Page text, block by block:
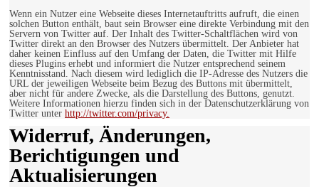
Wenn ein Nutzer eine Webseite dieses Internetauftritts aufruft, die einen
solchen Button enthält, baut sein Browser eine direkte Verbindung mit den
Servern von Twitter auf. Der Inhalt des Twitter-Schaltflächen wird von
Twitter direkt an den Browser des Nutzers übermittelt. Der Anbieter hat
daher keinen Einfluss auf den Umfang der Daten, die Twitter mit Hilfe
dieses Plugins erhebt und informiert die Nutzer entsprechend seinem
Kenntnisstand. Nach diesem wird lediglich die IP-Adresse des Nutzers die
URL der jeweiligen Webseite beim Bezug des Buttons mit übermittelt,
aber nicht für andere Zwecke, als die Darstellung des Buttons, genutzt.
Weitere Informationen hierzu finden sich in der Datenschutzerklärung von
Twitter unter http://twitter.com/privacy.
Widerruf, Änderungen,
Berichtigungen und
Aktualisierungen